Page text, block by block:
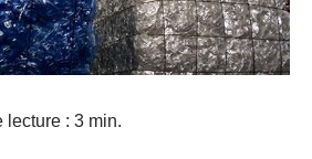
lecture : 3 min.